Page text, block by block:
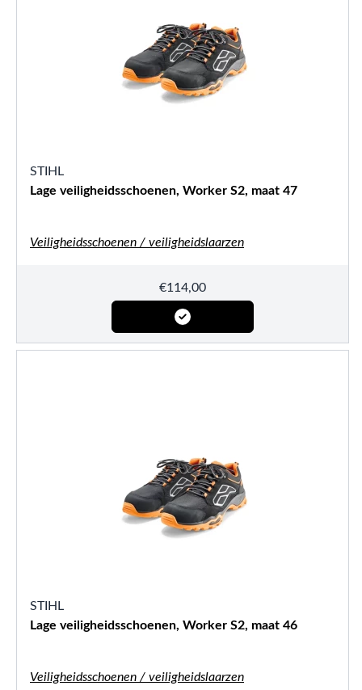
STIHL
Lage veiligheidsschoenen, Worker S2, maat 47
Veiligheidsschoenen / veiligheidslaarzen
€114,00
STIHL
Lage veiligheidsschoenen, Worker S2, maat 46
Veiligheidsschoenen / veiligheidslaarzen